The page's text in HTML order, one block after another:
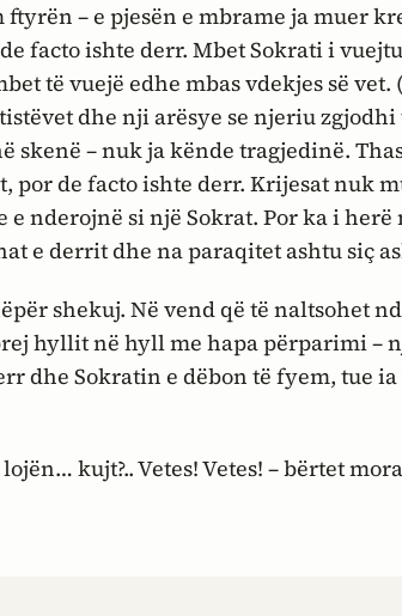
ftyrën – e pjesën e mbrame ja muer
de factoishte derr. Mbet Sokrati i
të vuejë edhe mbas vdekjes së vet.
dhe nji arësye se njeriu zgjodhi
skenë – nuk ja kënde tragjedinë.
porde factoishte derr. Krijesat nuk
e nderojnë si një Sokrat. Por ka i
e derrit dhe na paraqitet ashtu siç
shekuj. Në vend që të naltsohet
hyllit në hyll me hapa përparimi –
dhe Sokratin e dëbon të fyem, tue
kujt?.. Vetes! Vetes! – bërtet